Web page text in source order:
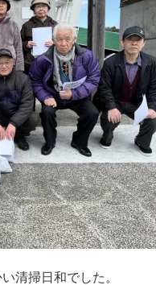
清掃日和でした。